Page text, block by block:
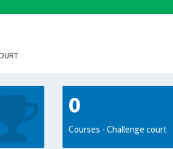
0
Courses - Challenge court